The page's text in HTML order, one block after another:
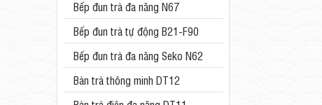
Bếp đun trà đa năng N67
Bếp đun trà tự động B21-F90
Bếp đun trà đa năng Seko N62
Bàn trà thông minh DT12